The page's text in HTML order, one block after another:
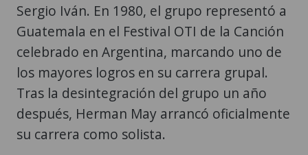
Sergio Iván. En 1980, el grupo representó a
Guatemala en el Festival OTI de la Canción
celebrado en Argentina, marcando uno de
los mayores logros en su carrera grupal.
Tras la desintegración del grupo un año
después, Herman May arrancó oficialmente
su carrera como solista.